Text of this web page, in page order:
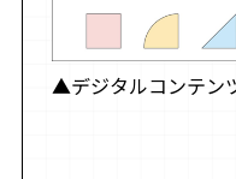
▲デジタルコンテン